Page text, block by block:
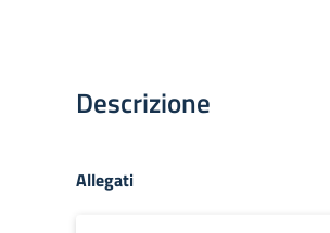
Descrizione
Allegati